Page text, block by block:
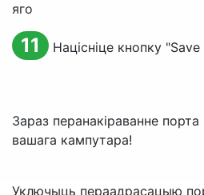
яго
11 Націсніце кнопку "Save
Зараз перанакіраванне
вашага кампутара!
Уключыць пераадрасацыю